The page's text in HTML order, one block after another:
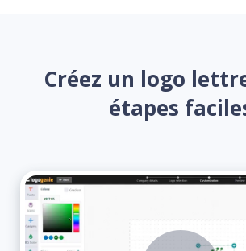
Créez un logo
étapes